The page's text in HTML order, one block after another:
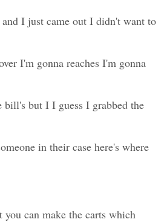
I just came out I didn't want to
I'm gonna reaches I'm gonna
bill's but I I guess I grabbed the
in their case here's where
can make the carts which